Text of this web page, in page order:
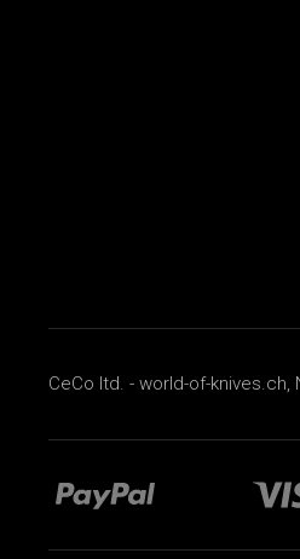
CeCo ltd. - world-of-knives.ch,